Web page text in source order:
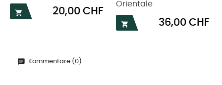

Preis
20,00 CHF
Orientale

Preis
36,00 CHF
Kommentare (0)